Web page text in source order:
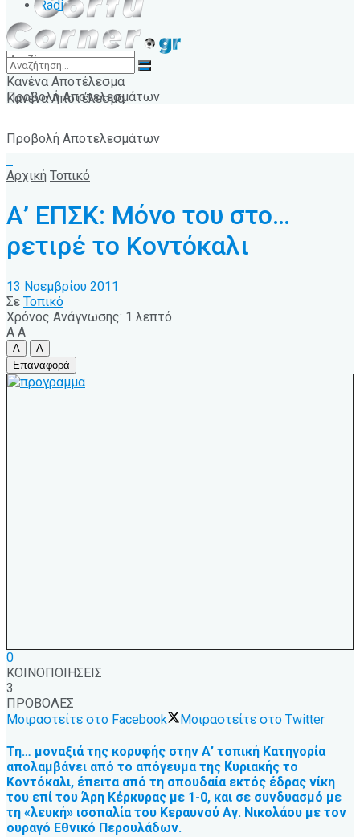
Radio
Κανένα Αποτέλεσμα
Προβολή Αποτελεσμάτων
Κανένα Αποτέλεσμα
Προβολή Αποτελεσμάτων
Αρχική Τοπικό
Α’ ΕΠΣΚ: Μόνο του στο…
ρετιρέ το Κοντόκαλι
13 Νοεμβρίου 2011
Σε Τοπικό
Χρόνος Ανάγνωσης: 1 λεπτό
A A
A
A
Επαναφορά
0
ΚΟΙΝΟΠΟΙΗΣΕΙΣ
3
ΠΡΟΒΟΛΕΣ
Μοιραστείτε στο Facebook
Μοιραστείτε στο Twitter
Τη… μοναξιά της κορυφής στην Α’ τοπική Κατηγορία
απολαμβάνει από το απόγευμα της Κυριακής το
Κοντόκαλι, έπειτα από τη σπουδαία εκτός έδρας νίκη
του επί του Άρη Κέρκυρας με 1-0, και σε συνδυασμό με
τη «λευκή» ισοπαλία του Κεραυνού Αγ. Νικολάου με τον
ουραγό Εθνικό Περουλάδων.